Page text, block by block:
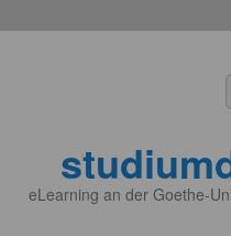
eLearning an der Goethe-